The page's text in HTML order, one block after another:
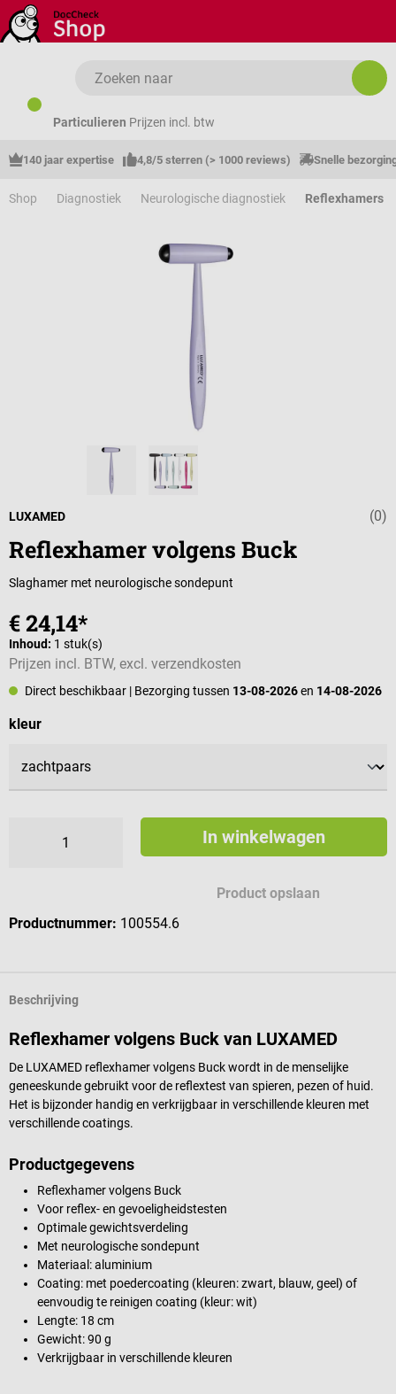
Ga naar de hoofdinhoud
Particulieren Prijzen incl. btw
140 jaar expertise 4,8/5 sterren (> 1000 reviews) Snelle
Shop Diagnostiek Neurologische diagnostiek Reflexhamers
Gemiddelde
(0)
LUXAMED
Reflexhamer volgens Buck
Slaghamer met neurologische sondepunt
€ 24,14*
Inhoud: 1 stuk(s)
Prijzen incl. BTW, excl. verzendkosten
Direct beschikbaar | Bezorging tussen 13-08-2026en 14-08-2026
Selecteer
kleur
In winkelwagen
Product opslaan
Productnummer: 100554.6
Beschrijving
Reflexhamer volgens Buck van LUXAMED
De LUXAMED reflexhamer volgens Buck wordt in de menselijke
geneeskunde gebruikt voor de reflextest van spieren, pezen of huid.
Het is bijzonder handig en verkrijgbaar in verschillende kleuren met
verschillende coatings.
Productgegevens
Reflexhamer volgens Buck
Voor reflex- en gevoeligheidstesten
Optimale gewichtsverdeling
Met neurologische sondepunt
Materiaal: aluminium
Coating: met poedercoating (kleuren: zwart, blauw, geel) of
eenvoudig te reinigen coating (kleur: wit)
Lengte: 18 cm
Gewicht: 90 g
Verkrijgbaar in verschillende kleuren